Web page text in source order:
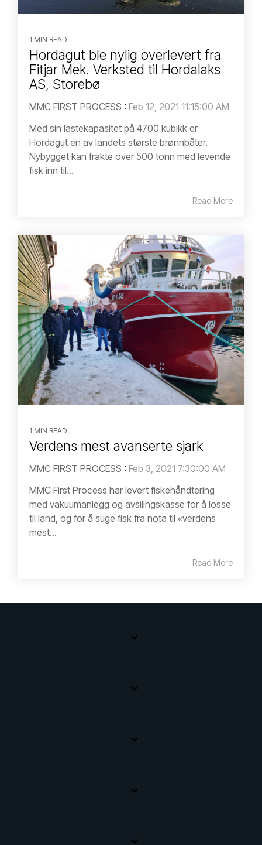
1 MIN READ
Hordagut ble nylig overlevert fra
Fitjar Mek. Verksted til Hordalaks
AS, Storebø
MMC FIRST PROCESS : Feb 12, 2021 11:15:00 AM
Med sin lastekapasitet på 4700 kubikk er
Hordagut en av landets største brønnbåter.
Nybygget kan frakte over 500 tonn med levende
fisk inn til...
Read More
1 MIN READ
Verdens mest avanserte sjark
MMC FIRST PROCESS : Feb 3, 2021 7:30:00 AM
MMC First Process har levert fiskehåndtering
med vakuumanlegg og avsilingskasse for å losse
til land, og for å suge fisk fra nota til «verdens
mest...
Read More